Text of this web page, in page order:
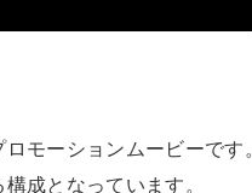
モーションムービーです。
成となっています。